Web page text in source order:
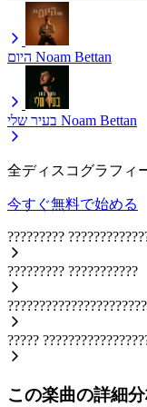
היום Noam Bettan
בעיר שלי Noam Bettan
全ディスコグラフィ
今すぐ無料で始める
?????????
????????? ???????????
?????
この楽曲の詳細